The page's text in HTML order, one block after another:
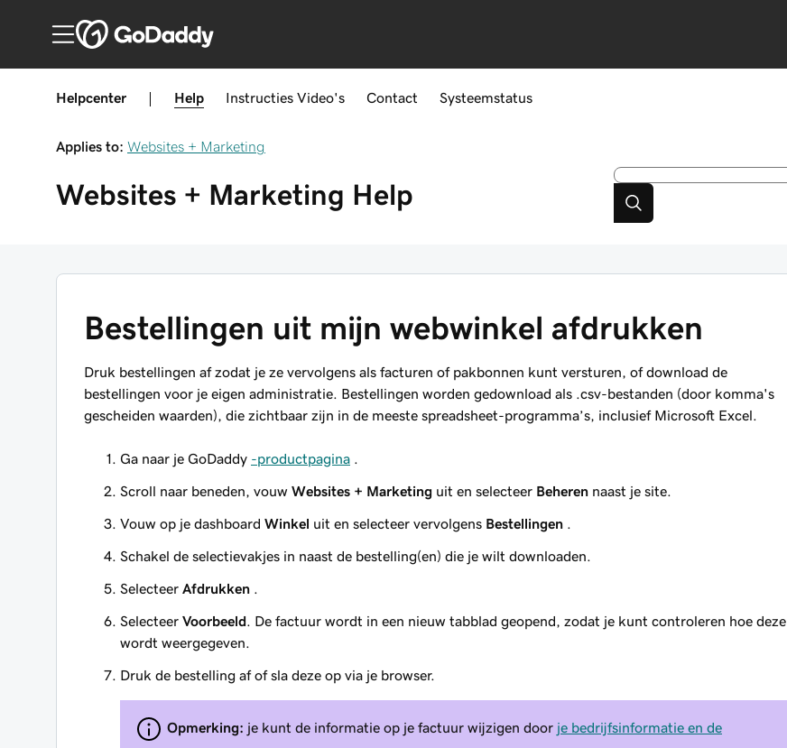
Helpcenter Help Instructies Video's Contact Systeemstatus
Applies to: Websites + Marketing
Websites + Marketing Help
Bestellingen uit mijn webwinkel afdrukken
Druk bestellingen af zodat je ze vervolgens als facturen of pakbonnen kunt versturen, of download de
bestellingen voor je eigen administratie. Bestellingen worden gedownload als .csv-bestanden (door komma's
gescheiden waarden), die zichtbaar zijn in de meeste spreadsheet-programma’s, inclusief Microsoft Excel.
Ga naar je GoDaddy -productpagina
Scroll naar beneden, vouw Websites + Marketing uit en selecteer Beheren naast je site.
Vouw op je dashboard Winkel uit en selecteer vervolgens Bestellingen
Schakel de selectievakjes in naast de bestelling(en) die je wilt downloaden.
Selecteer Afdrukken
Selecteer Voorbeeld . De factuur wordt in een nieuw tabblad geopend, zodat je kunt controleren hoe deze
wordt weergegeven.
Druk de bestelling af of sla deze op via je browser.
Opmerking: je kunt de informatie op je factuur wijzigen door je bedrijfsinformatie en de